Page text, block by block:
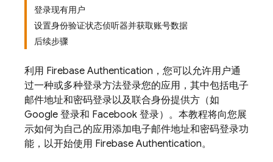
登录现有用户
设置身份验证状态侦听器并获取账号数据
后续步骤
利用 Firebase Authentication ，您可以允许用户通
过一种或多种登录方法登录您的应用，其中包括电子
邮件地址和密码登录以及联合身份提供方（如
Google 登录和 Facebook 登录）。本教程将向您展
示如何为自己的应用添加电子邮件地址和密码登录功
能，以开始使用 Firebase Authentication。